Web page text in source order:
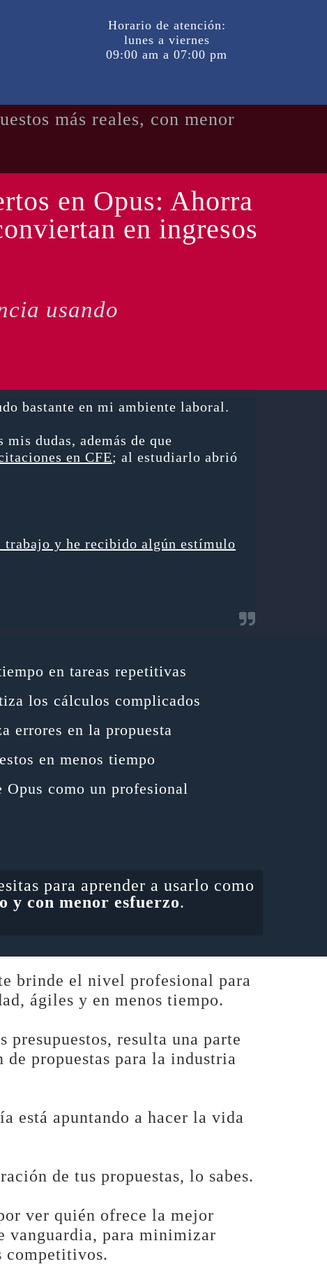
Horario de atención:
lunes a viernes
09:00 am a 07:00 pm
más reales, con menor
en Opus: Ahorra
en ingresos
usando
bastante en mi ambiente laboral.
dudas, además de que
en CFE; al estudiarlo abrió
y he recibido algún estímulo
en tareas repetitivas
los cálculos complicados
errores en la propuesta
en menos tiempo
Opus como un profesional
para aprender a usarlo como
y con menor esfuerzo.
brinde el nivel profesional para
ágiles y en menos tiempo.
presupuestos, resulta una parte
propuestas para la industria
está apuntando a hacer la vida
de tus propuestas, lo sabes.
ver quién ofrece la mejor
vanguardia, para minimizar
competitivos.